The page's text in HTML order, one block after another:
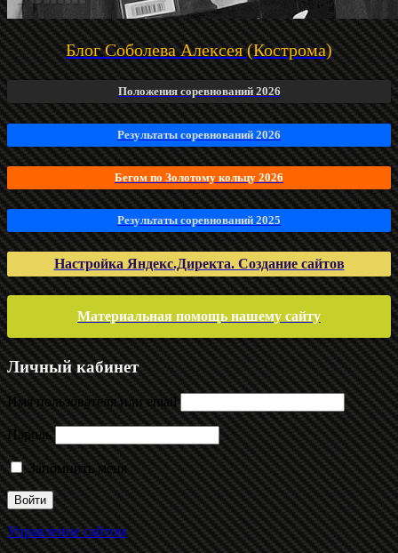
Блог Соболева Алексея (Кострома)
Положения соревнований 2026
Результаты соревнований 2026
Бегом по Золотому кольцу 2026
Результаты соревнований 2025
Настройка Яндекс.Директа. Создание сайтов
Материальная помощь нашему сайту
Личный кабинет
Имя пользователя или email
Пароль
Запомнить меня
Управление сайтом